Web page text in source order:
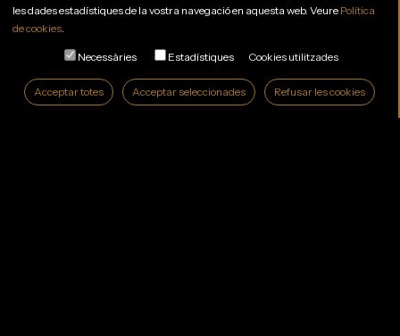
les dades estadístiques de la vostra navegació en aquesta web. Veure Política
de cookies.
Necessàries Estadístiques Cookies utilitzades
Acceptar totes Acceptar seleccionades Refusar les cookies